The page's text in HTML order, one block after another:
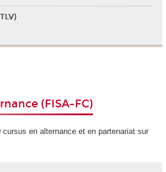
(FISA-FC)
cursus en alternanceet en partenariat sur